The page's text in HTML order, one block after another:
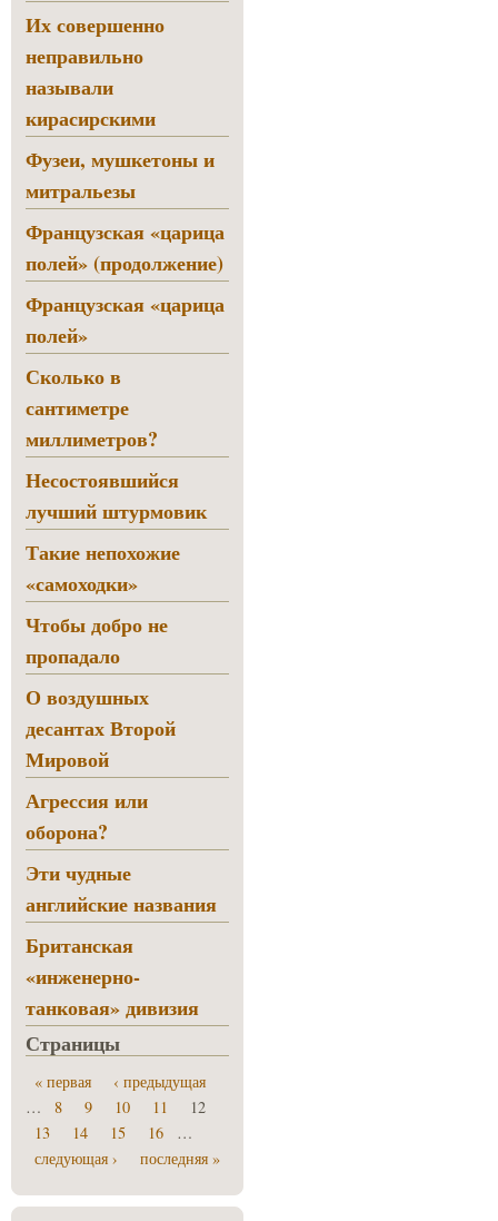
Их совершенно
неправильно
называли
кирасирскими
Фузеи, мушкетоны и
митральезы
Французская «царица
полей» (продолжение)
Французская «царица
полей»
Сколько в
сантиметре
миллиметров?
Несостоявшийся
лучший штурмовик
Такие непохожие
«самоходки»
Чтобы добро не
пропадало
О воздушных
десантах Второй
Мировой
Агрессия или
оборона?
Эти чудные
английские названия
Британская
«инженерно-
танковая» дивизия
Страницы
« первая
‹ предыдущая
…
8 9 10 11
12
13
14 15 16
…
следующая ›
последняя »